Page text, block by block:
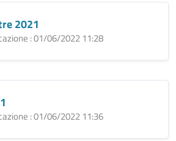
2021
: 01/06/2022 11:28
: 01/06/2022 11:36